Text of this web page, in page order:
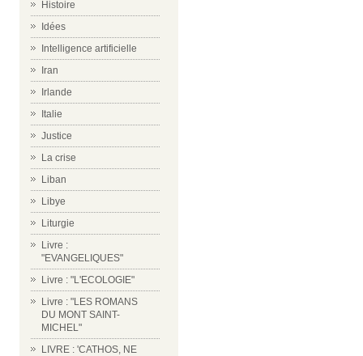
Histoire
Idées
Intelligence artificielle
Iran
Irlande
Italie
Justice
La crise
Liban
Libye
Liturgie
Livre :
"EVANGELIQUES"
Livre : "L'ECOLOGIE"
Livre : "LES ROMANS
DU MONT SAINT-
MICHEL"
LIVRE : 'CATHOS, NE